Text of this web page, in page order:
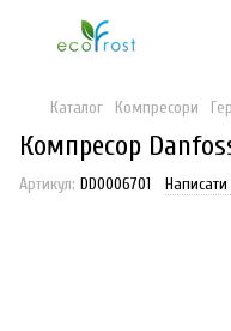
Каталог Компресори
Компресор
Артикул: DD0006701 Написати